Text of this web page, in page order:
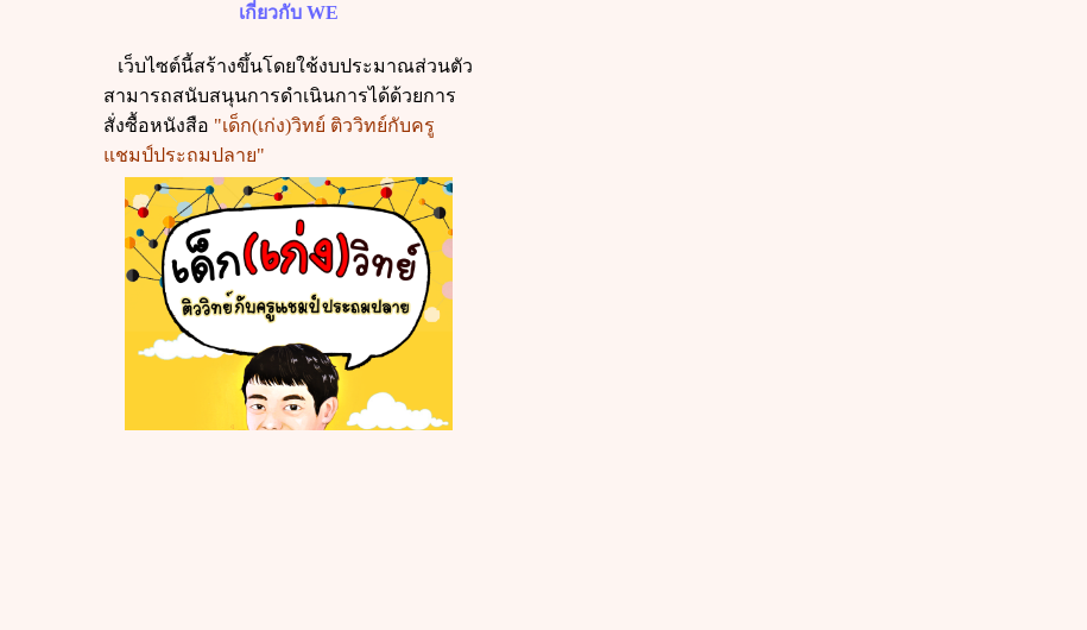
เกี่ยวกับ WE
เว็บไซต์นี้สร้างขึ้นโดยใช้งบประมาณส่วนตัว
สามารถสนับสนุนการดำเนินการได้ด้วยการ
สั่งซื้อหนังสือ "เด็ก(เก่ง)วิทย์ ติววิทย์กับครู
แชมป์ประถมปลาย"